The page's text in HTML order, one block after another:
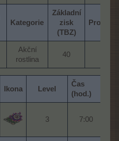
Kategorie
Základní
zisk
(TBZ)
Akční
rostlina​
40​
Ikona Level
Čas
(hod.)
3​
7:00​